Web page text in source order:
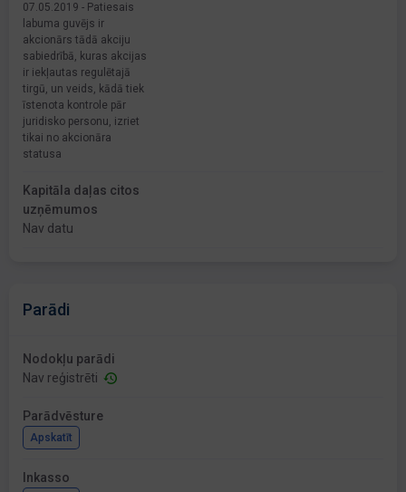
07.05.2019 - Patiesais
labuma guvējs ir
akcionārs tādā akciju
sabiedrībā, kuras akcijas
ir iekļautas regulētajā
tirgū, un veids, kādā tiek
īstenota kontrole pār
juridisko personu, izriet
tikai no akcionāra
statusa
Kapitāla daļas citos
uzņēmumos
Nav datu
Parādi
Nodokļu parādi
Nav reģistrēti
Parādvēsture
Apskatīt
Inkasso